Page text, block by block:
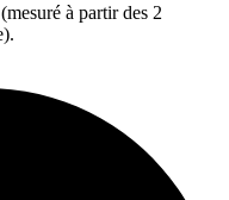
à partir des 2